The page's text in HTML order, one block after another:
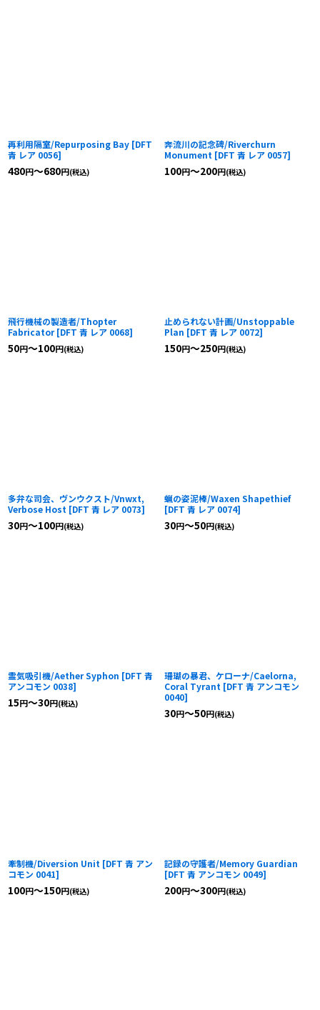
再利用隔室/Repurposing Bay [DFT
青 レア 0056]
480円～680円(税込)
奔流川の記念碑/Riverchurn
Monument [DFT 青 レア 0057]
100円～200円(税込)
飛行機械の製造者/Thopter
Fabricator [DFT 青 レア 0068]
50円～100円(税込)
止められない計画/Unstoppable
Plan [DFT 青 レア 0072]
150円～250円(税込)
多弁な司会、ヴンウクスト/Vnwxt,
Verbose Host [DFT 青 レア 0073]
30円～100円(税込)
蝋の姿泥棒/Waxen Shapethief
[DFT 青 レア 0074]
30円～50円(税込)
霊気吸引機/Aether Syphon [DFT 青
アンコモン 0038]
15円～30円(税込)
珊瑚の暴君、ケローナ/Caelorna,
Coral Tyrant [DFT 青 アンコモン
0040]
30円～50円(税込)
牽制機/Diversion Unit [DFT 青 アン
コモン 0041]
100円～150円(税込)
記録の守護者/Memory Guardian
[DFT 青 アンコモン 0049]
200円～300円(税込)